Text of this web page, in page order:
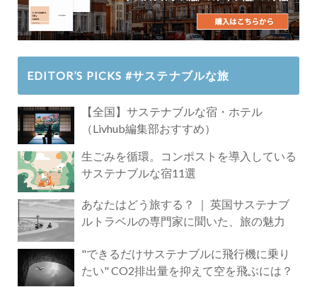
EDITOR’S PICKS #サステナブルな旅
【全国】サステナブルな宿・ホテル
（Livhub編集部おすすめ）
生ごみを循環。コンポストを導入している
サステナブルな宿11選
あなたはどう旅する？ ｜ 英国サステナブ
ルトラベルの専門家に聞いた、旅の魅力
"できるだけサステナブルに飛行機に乗り
たい" CO2排出量を抑えて空を飛ぶには？